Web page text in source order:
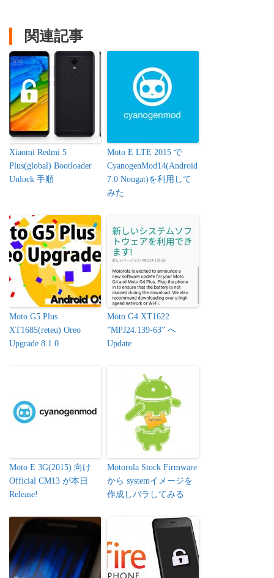
関連記事
Xiaomi Redmi 5
Plus(global) Bootloader
Unlock 手順
Moto E LTE 2015 で
CyanogenMod14(Android
7.0 Nougat)を利用して
みた
Moto G5 Plus
XT1685(reteu) Oreo
Upgrade 8.1.0
Moto G4 XT1622
”MPJ24.139-63” へ
Update
Moto E 3G(2015) 向け
Official CM13 が本日
Release!
Motorola Stock Firmware
から systemイメージを
作成しバラしてみる